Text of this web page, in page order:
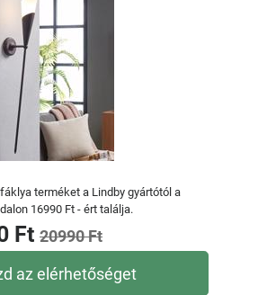
terméket a Lindby gyártótól a
16990 Ft - ért találja.
Ft 20990 Ft
az elérhetőséget